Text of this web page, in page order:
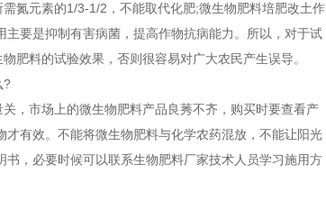
氮元素的1/3-1/2，不能取代化肥;微生物肥料培肥改土作
要是抑制有害病菌，提高作物抗病能力。所以，对于试
肥料的试验效果，否则很容易对广大农民产生误导。
?
，市场上的微生物肥料产品良莠不齐，购买时要查看产
有效。不能将微生物肥料与化学农药混放，不能让阳光
，必要时候可以联系生物肥料厂家技术人员学习施用方